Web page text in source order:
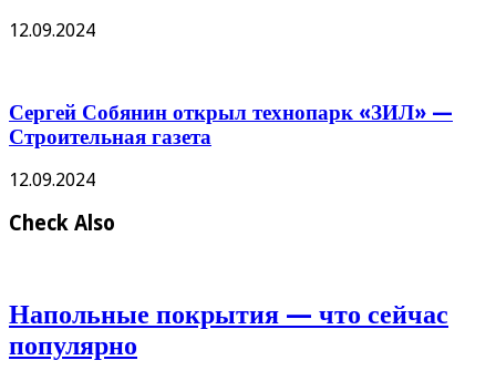
12.09.2024
Сергей Собянин открыл технопарк «ЗИЛ» —
Строительная газета
12.09.2024
Check Also
Напольные покрытия — что сейчас
популярно